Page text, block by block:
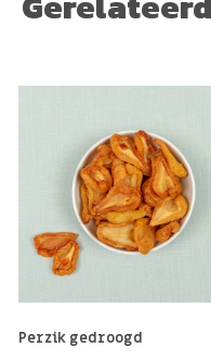
Perzik gedroogd